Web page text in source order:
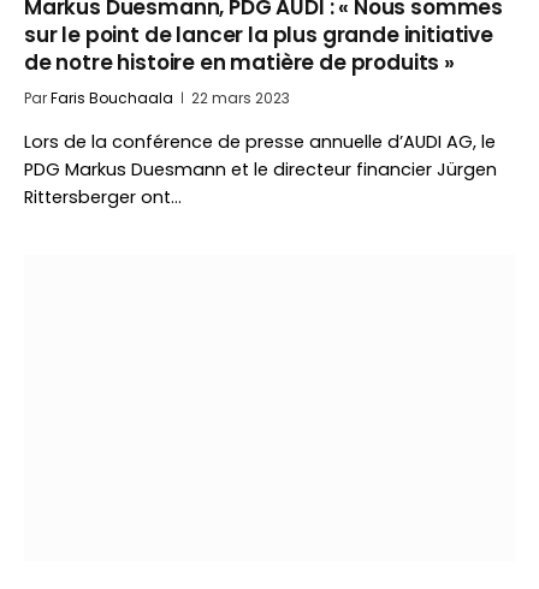
Markus Duesmann, PDG AUDI : « Nous sommes
sur le point de lancer la plus grande initiative
de notre histoire en matière de produits »
ParFaris Bouchaala 22 mars 2023
Lors de la conférence de presse annuelle d’AUDI AG, le
PDG Markus Duesmann et le directeur financier Jürgen
Rittersberger ont…